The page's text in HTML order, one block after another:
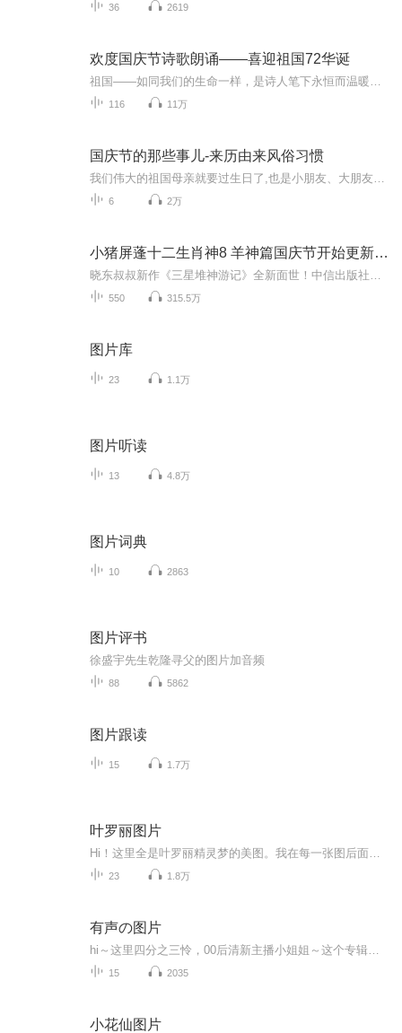
36 2619
欢度国庆节诗歌朗诵——喜迎祖国72华诞
116 11万
国庆节的那些事儿-来历由来风俗习惯
6 2万
小猪屏蓬十二生肖神8 羊神篇国庆节开始更新啦！
550 315.5万
图片库
23 1.1万
图片听读
13 4.8万
图片词典
10 2863
图片评书
徐盛宇先生乾隆寻父的图片加音频
88 5862
图片跟读
15 1.7万
叶罗丽图片
23 1.8万
有声の图片
15 2035
小花仙图片